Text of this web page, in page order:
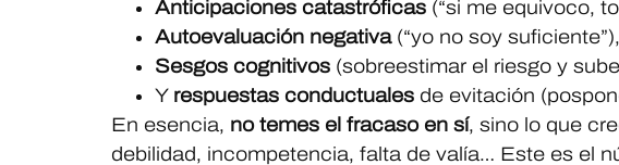
Anticipaciones catastróficas (“si me equivoco,
Autoevaluación negativa(“yo no soy suficiente”),
Sesgos cognitivos (sobreestimar el riesgo y
Y respuestas conductuales de evitación
En esencia, no temes el fracaso en sí, sino lo que
debilidad, incompetencia, falta de valía… Este es el